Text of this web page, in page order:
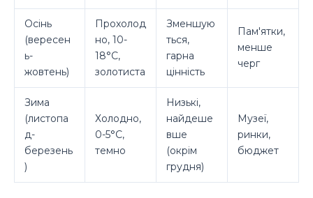
Осінь
(вересен
ь-
жовтень)
Прохолод
но, 10-
18°C,
золотиста
Зменшую
ться,
гарна
цінність
Пам'ятки,
менше
черг
Зима
(листопа
д-
березень
)
Холодно,
0-5°C,
темно
Низькі,
найдеше
вше
(окрім
грудня)
Музеї,
ринки,
бюджет